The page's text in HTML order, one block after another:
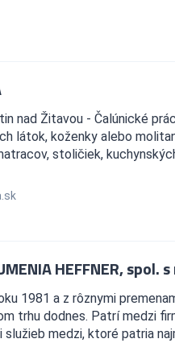
nad Žitavou - Čalúnické
látok, koženky alebo
stoličiek,
HEFFNER, spol.
1981 a z rôznymi
trhu dodnes. Patrí medzi
medzi, ktoré patria